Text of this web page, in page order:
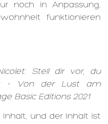
noch in Anpassung,
funktionieren
Stell dir vor, du
- Von der Lust am
Basic Editions 2021
und der Inhalt ist